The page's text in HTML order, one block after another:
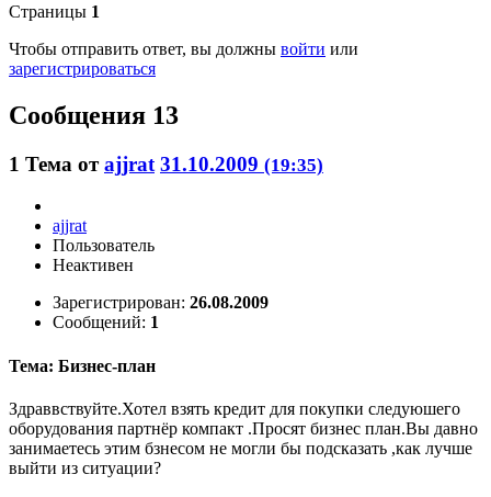
Страницы 1
Чтобы отправить ответ, вы должны войти или
зарегистрироваться
Сообщения 13
1 Тема отajjrat 31.10.2009 (19:35)
ajjrat
Пользователь
Неактивен
Зарегистрирован: 26.08.2009
Сообщений: 1
Тема: Бизнес-план
Здраввствуйте.Хотел взять кредит для покупки следуюшего
оборудования партнёр компакт .Просят бизнес план.Вы давно
занимаетесь этим бзнесом не могли бы подсказать ,как лучше
выйти из ситуации?